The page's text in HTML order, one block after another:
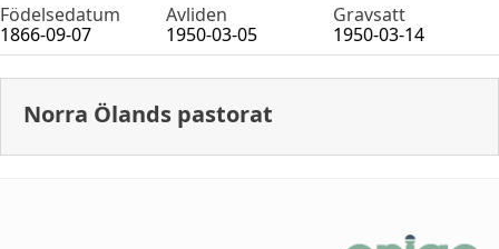
Födelsedatum Avliden
Gravsatt
1866-09-07
1950-03-05 1950-03-14
Norra Ölands pastorat